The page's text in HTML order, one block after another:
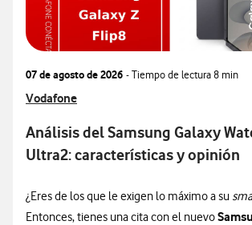
07 de agosto de 2026 - Tiempo de lectura8 min
Ver más articulos relacionados con
Vodafone
Análisis del Samsung Galaxy
Ultra2: características y opinión
¿Eres de los que le exigen lo máximo a su
Entonces, tienes una cita con el nuevo